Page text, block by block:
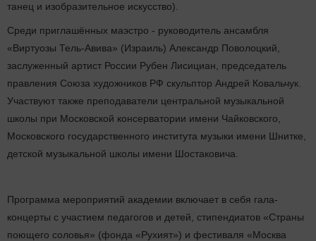
танец и изобразительное искусство).
Среди приглашённых маэстро - руководитель ансамбля
«Виртуозы Тель-Авива» (Израиль) Александр Поволоцкий,
заслуженный артист России Рубен Лисициан, председатель
правления Союза художников РФ скульптор Андрей Ковальчук.
Участвуют также преподаватели центральной музыкальной
школы при Московской консерватории имени Чайковского,
Московского государственного института музыки имени Шнитке,
детской музыкальной школы имени Шостаковича.
Программа мероприятий академии включает в себя гала-
концерты с участием педагогов и детей, стипендиатов «Страны
поющего соловья» (фонда «Рухият») и фестиваля «Москва